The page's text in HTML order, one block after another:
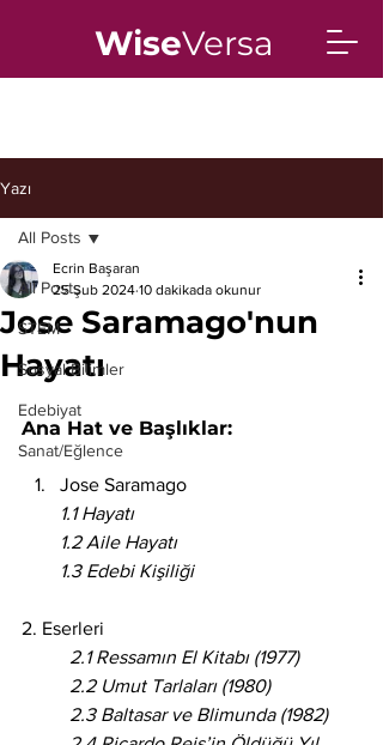
WiseVersa
Yazı
All Posts
STEM
Sosyal Bilimler
Edebiyat
Sanat/Eğlence
All Posts
Jose Saramago'nun
Hayatı
Ecrin Başaran
25 Şub 2024 10 dakikada okunur
Ana Hat ve Başlıklar:
Jose Saramago
1.1 Hayatı
1.2 Aile Hayatı
1.3 Edebi Kişiliği
2. Eserleri
	2.1 Ressamın El Kitabı (1977)
	2.2 Umut Tarlaları (1980)
	2.3 Baltasar ve Blimunda (1982)